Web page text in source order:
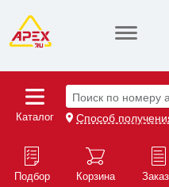
Каталог
Поиск по номеру
Способ
Подбор Корзина